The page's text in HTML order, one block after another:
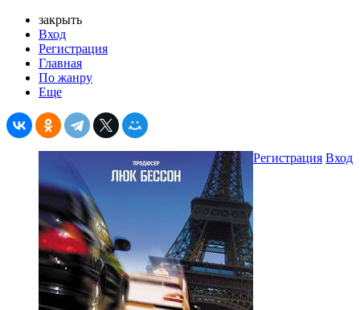
закрыть
Вход
Регистрация
Главная
По жанру
Еще
Регистрация Вход